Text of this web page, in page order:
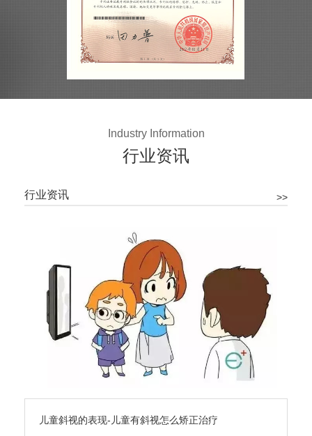
Industry Information
行业资讯
>>
行业资讯
儿童斜视的表现-儿童有斜视怎么矫正治疗